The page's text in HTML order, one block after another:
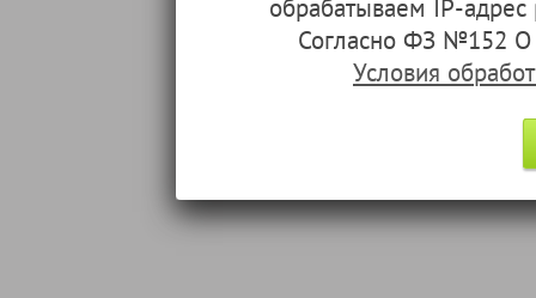
обрабатываем IP-
Согласно ФЗ №152 О
Условия